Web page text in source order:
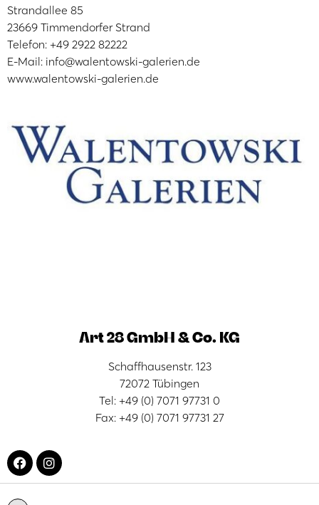
Strandallee 85
23669 Timmendorfer Strand
Telefon: +49 2922 82222
E-Mail: info@walentowski-galerien.de
www.walentowski-galerien.de
Art 28 GmbH & Co. KG
Schaffhausenstr. 123
72072 Tübingen
Tel: +49 (0) 7071 97731 0
Fax: +49 (0) 7071 97731 27